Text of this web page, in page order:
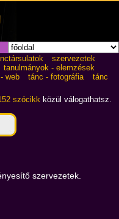
szervezetek
tanulmányok - elemzések
web tánc - fotográfia
tánc
szócikk közül válogathatsz.
szervezetek.